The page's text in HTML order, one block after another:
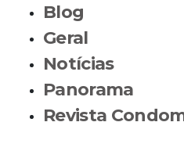
Blog
Geral
Notícias
Panorama
Revista